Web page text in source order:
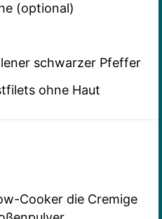
(optional)
schwarzer Pfeffer
ohne Haut
Cooker die Cremige